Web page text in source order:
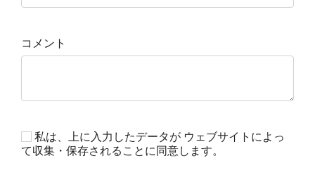
コメント
私は、上に入力したデータが ウェブサイトによっ
て収集・保存されることに同意します。